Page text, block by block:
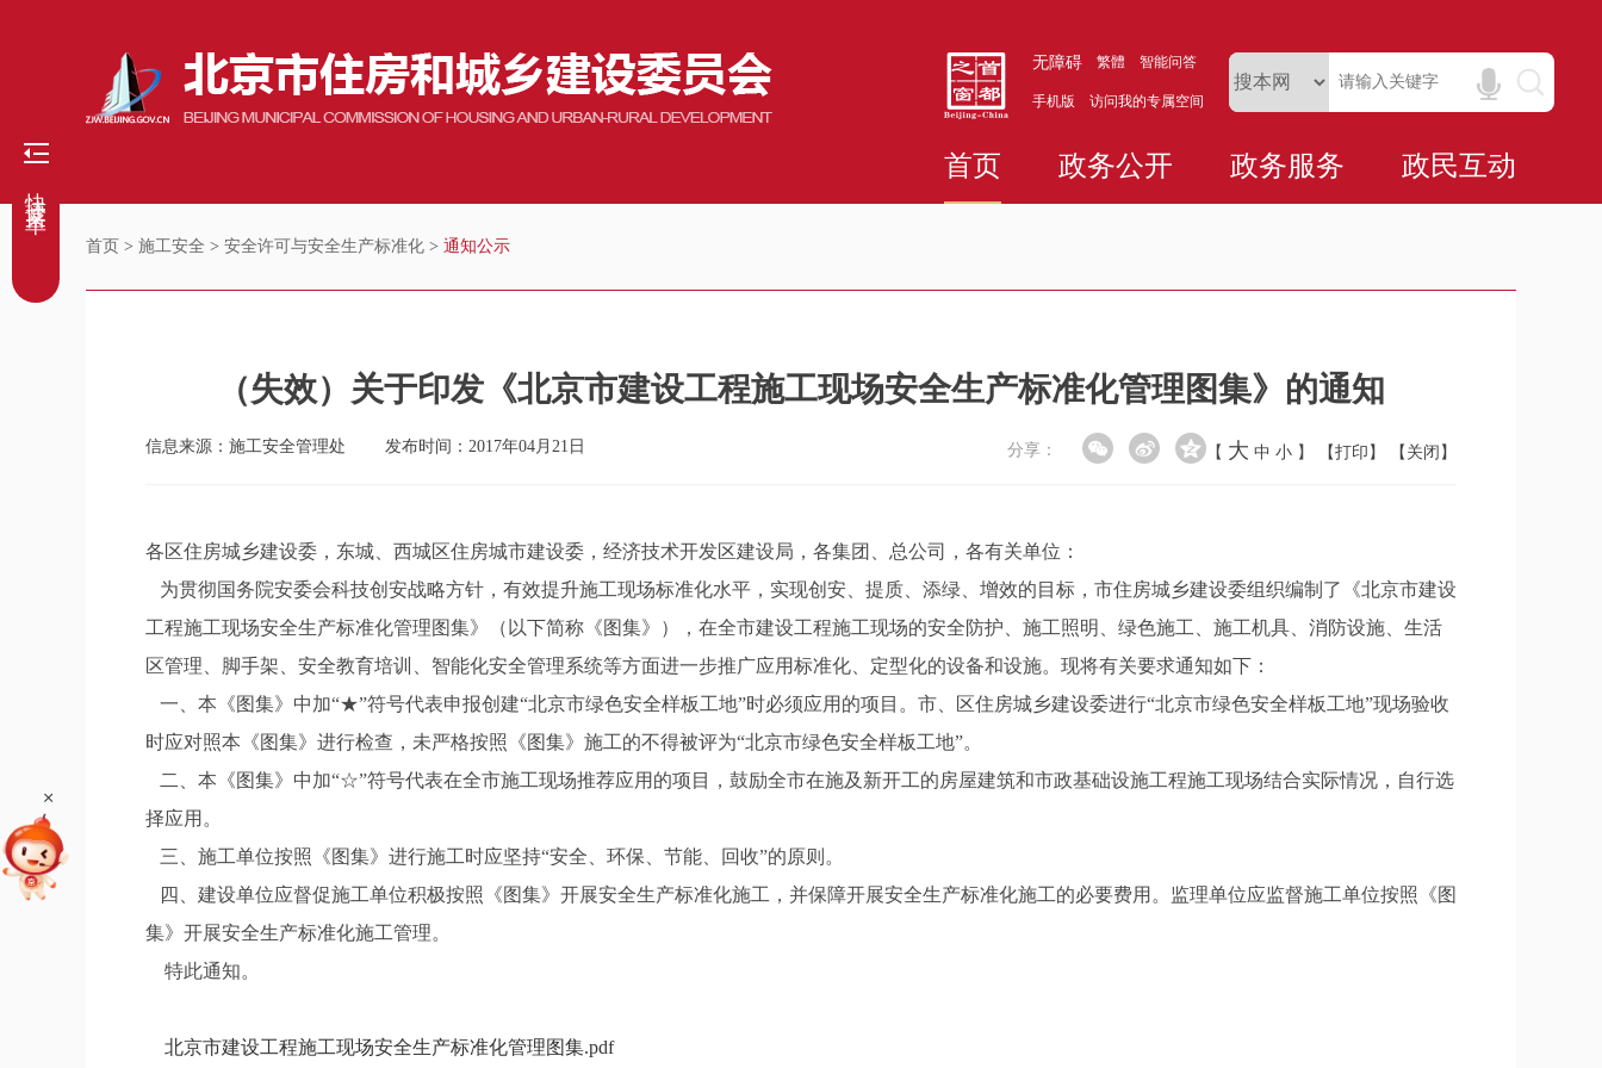
无障碍 繁體 智能问答
手机版 访问我的专属空间
首页 政务公开 政务服务 政民互动
首页 > 施工安全 > 安全许可与安全生产标准化 > 通知公示
（失效）关于印发《北京市建设工程施工现场安全生产标准化管理图集》的通知
信息来源：施工安全管理处 发布时间：2017年04月21日 分享： 【 大 中 小 】 【打印】 【关闭】
各区住房城乡建设委， 东城、西城区住房城市建设委， 经济技术开发区建设局，各集团、总公司，各有关单位：
为贯彻国务院安委会科技创安战略方针，有效提升施工现场标准化水平，实现创安、提质、添绿、增效的目标，市住房城乡建设委组织编制了《北京市建设
工程施工现场安全生产标准化管理图集》（以下简称《图集》），在全市建设工程施工现场的安全防护、施工照明、绿色施工、施工机具、消防设施、生活
区管理、脚手架、安全教育培训、智能化安全管理系统等方面进一步推广应用标准化、定型化的设备和设施。现将有关要求通知如下：
一、本《图集》中加“★”符号代表申报创建“北京市绿色安全样板工地”时必须应用的项目。市、区住房城乡建设委进行“北京市绿色安全样板工地”现场验收
时应对照本《图集》进行检查，未严格按照《图集》施工的不得被评为“北京市绿色安全样板工地”。
二、本《图集》中加“☆”符号代表在全市施工现场推荐应用的项目，鼓励全市在施及新开工的房屋建筑和市政基础设施工程施工现场结合实际情况，自行选
择应用。
三、施工单位按照《图集》进行施工时应坚持“安全、环保、节能、回收”的原则。
四、建设单位应督促施工单位积极按照《图集》开展安全生产标准化施工，并保障开展安全生产标准化施工的必要费用。监理单位应监督施工单位按照《图
集》开展安全生产标准化施工管理。
特此通知。
北京市建设工程施工现场安全生产标准化管理图集.pdf
+
快捷菜单